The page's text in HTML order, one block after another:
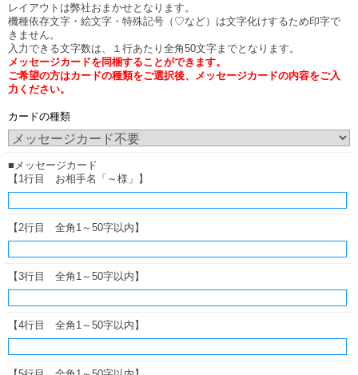
レイアウトは弊社おまかせとなります。
機種依存文字・絵文字・特殊記号（♡など）は文字化けするため印字で
きません。
入力できる文字数は、１行あたり全角50文字までとなります。
メッセージカードを同梱することができます。
ご希望の方はカードの種類をご選択後、メッセージカードの内容をご入
力ください。
カードの種類
■メッセージカード
【1行目 お相手名「～様」】
【2行目 全角1～50字以内】
【3行目 全角1～50字以内】
【4行目 全角1～50字以内】